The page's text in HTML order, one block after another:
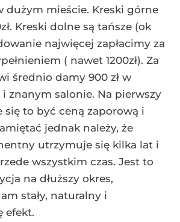
dużym mieście. Kreski górne
Kreski dolne są tańsze (ok
najwięcej zapłacimy za
( nawet 1200zł). Za
średnio damy 900 zł w
znanym salonie. Na pierwszy
się to być ceną zaporową i
jednak należy, że
utrzymuje się kilka lat i
wszystkim czas. Jest to
na dłuższy okres,
stały, naturalny i
efekt.